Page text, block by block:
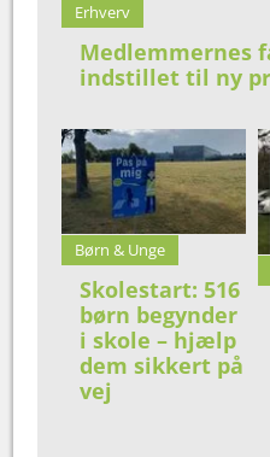
Erhverv
Medlemmernes
indstillet til ny
Børn & Unge
Skolestart: 516
børn begynder
i skole – hjælp
dem sikkert på
vej